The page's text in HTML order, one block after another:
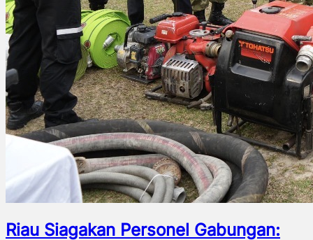
Riau Siagakan Personel Gabungan: